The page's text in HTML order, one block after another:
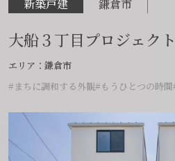
新築戸建 鎌倉市
大船３丁目プロジェクト
エリア：鎌倉市
#まちに調和する外観#もうひとつの時間